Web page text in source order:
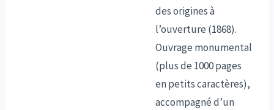
des origines à
l’ouverture (1868).
Ouvrage monumental
(plus de 1000 pages
en petits caractères),
accompagné d’un